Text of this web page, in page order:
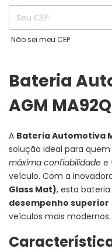
Não sei meu CEP
Bateria
AGM
A Bateria Automotiva
solução ideal para
máxima confiabilidade e
veículo. Com a
Glass Mat), esta
desempenho superior
veículos mais modernos.